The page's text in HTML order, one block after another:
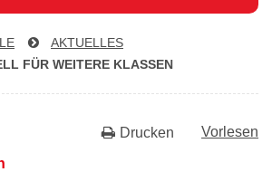
AKTUELLES
FÜR WEITERE KLASSEN
Vorlesen
Drucken